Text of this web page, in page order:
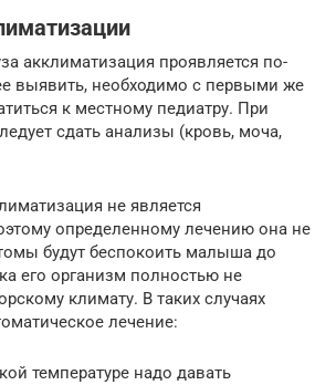
акклиматизация проявляется по-
выявить, необходимо с первыми же
к местному педиатру. При
сдать анализы (кровь, моча,
не является
определенному лечению она не
будут беспокоить малыша до
его организм полностью не
климату. В таких случаях
лечение:
температуре надо давать